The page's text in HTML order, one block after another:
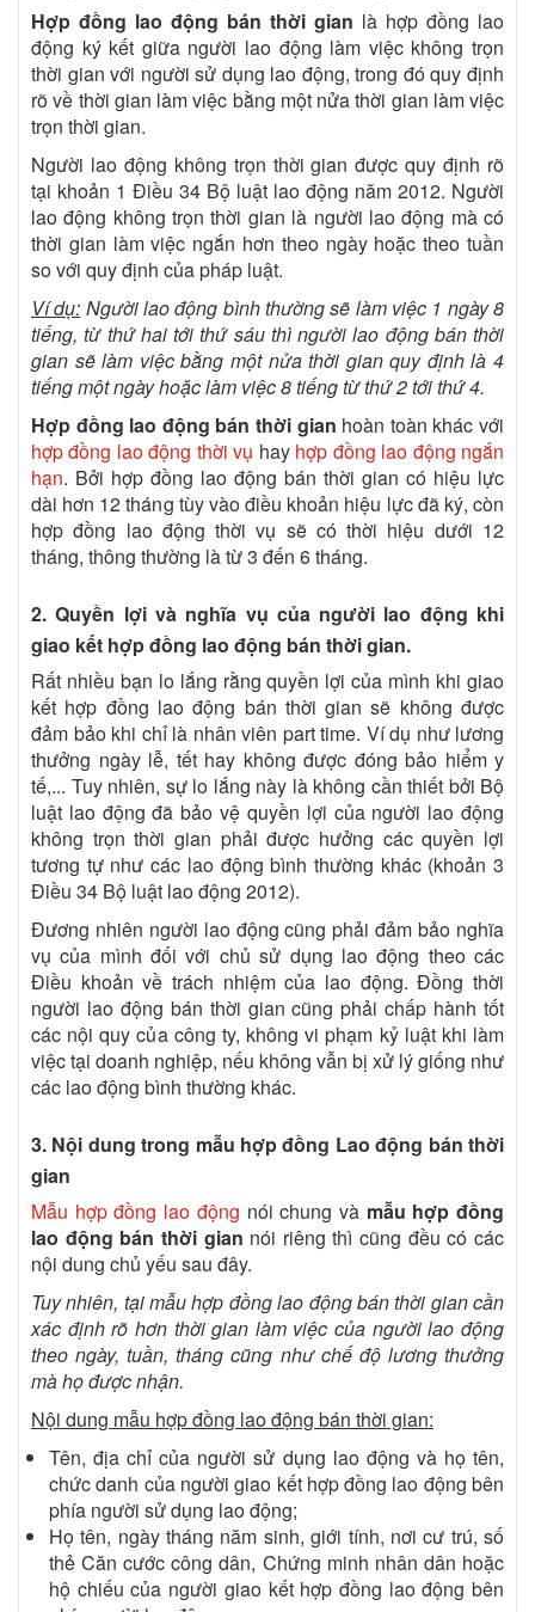
Hợp đồng lao động bán thời gian là hợp đồng lao
động ký kết giữa người lao động làm việc không trọn
thời gian với người sử dụng lao động, trong đó quy định
rõ về thời gian làm việc bằng một nửa thời gian làm việc
trọn thời gian.
Người lao động không trọn thời gian được quy định rõ
tại khoản 1 Điều 34 Bộ luật lao động năm 2012. Người
lao động không trọn thời gian là người lao động mà có
thời gian làm việc ngắn hơn theo ngày hoặc theo tuần
so với quy định của pháp luật.
Ví dụ: Người lao động bình thường sẽ làm việc 1 ngày 8
tiếng, từ thứ hai tới thứ sáu thì người lao động bán thời
gian sẽ làm việc bằng một nửa thời gian quy định là 4
tiếng một ngày hoặc làm việc 8 tiếng từ thứ 2 tới thứ 4.
Hợp đồng lao động bán thời gian hoàn toàn khác với
hợp đồng lao động thời vụ hay hợp đồng lao động ngắn
hạn. Bởi hợp đồng lao động bán thời gian có hiệu lực
dài hơn 12 tháng tùy vào điều khoản hiệu lực đã ký, còn
hợp đồng lao động thời vụ sẽ có thời hiệu dưới 12
tháng, thông thường là từ 3 đến 6 tháng.
2. Quyền lợi và nghĩa vụ của người lao động khi
giao kết hợp đồng lao động bán thời gian.
Rất nhiều bạn lo lắng rằng quyền lợi của mình khi giao
kết hợp đồng lao động bán thời gian sẽ không được
đảm bảo khi chỉ là nhân viên part time. Ví dụ như lương
thưởng ngày lễ, tết hay không được đóng bảo hiểm y
tế,... Tuy nhiên, sự lo lắng này là không cần thiết bởi Bộ
luật lao động đã bảo vệ quyền lợi của người lao động
không trọn thời gian phải được hưởng các quyền lợi
tương tự như các lao động bình thường khác (khoản 3
Điều 34 Bộ luật lao động 2012).
Đương nhiên người lao động cũng phải đảm bảo nghĩa
vụ của mình đối với chủ sử dụng lao động theo các
Điều khoản về trách nhiệm của lao động. Đồng thời
người lao động bán thời gian cũng phải chấp hành tốt
các nội quy của công ty, không vi phạm kỷ luật khi làm
việc tại doanh nghiệp, nếu không vẫn bị xử lý giống như
các lao động bình thường khác.
3. Nội dung trong mẫu hợp đồng Lao động bán thời
gian
Mẫu hợp đồng lao động nói chung và mẫu hợp đồng
lao động bán thời gian nói riêng thì cũng đều có các
nội dung chủ yếu sau đây.
Tuy nhiên, tại mẫu hợp đồng lao động bán thời gian cần
xác định rõ hơn thời gian làm việc của người lao động
theo ngày, tuần, tháng cũng như chế độ lương thưởng
mà họ được nhận.
Nội dung mẫu hợp đồng lao động bán thời gian:
Tên, địa chỉ của người sử dụng lao động và họ tên,
chức danh của người giao kết hợp đồng lao động bên
phía người sử dụng lao động;
Họ tên, ngày tháng năm sinh, giới tính, nơi cư trú, số
thẻ Căn cước công dân, Chứng minh nhân dân hoặc
hộ chiếu của người giao kết hợp đồng lao động bên